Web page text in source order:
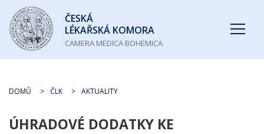
Česká
lékařská
komora
ČESKÁ
LÉKAŘSKÁ KOMORA
CAMERA MEDICA BOHEMICA
DOMŮ ČLK AKTUALITY
ÚHRADOVÉ DODATKY KE